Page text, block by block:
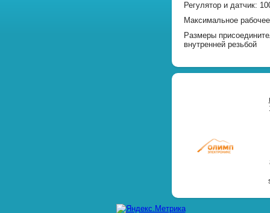
Регулятор и датчик:
Максимальное
Размеры
внутренней резьбой